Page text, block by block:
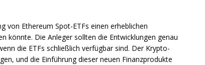
von Ethereum Spot-ETFs einen erheblichen
könnte. Die Anleger sollten die Entwicklungen genau
die ETFs schließlich verfügbar sind. Der Krypto-
und die Einführung dieser neuen Finanzprodukte